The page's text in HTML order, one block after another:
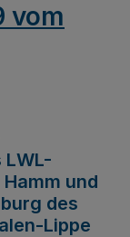
vom
und
des
Lippe